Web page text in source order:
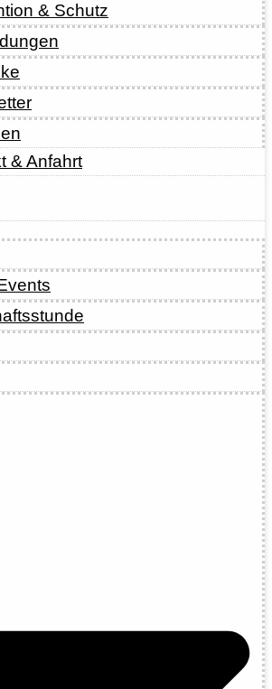
& Schutz
& Anfahrt